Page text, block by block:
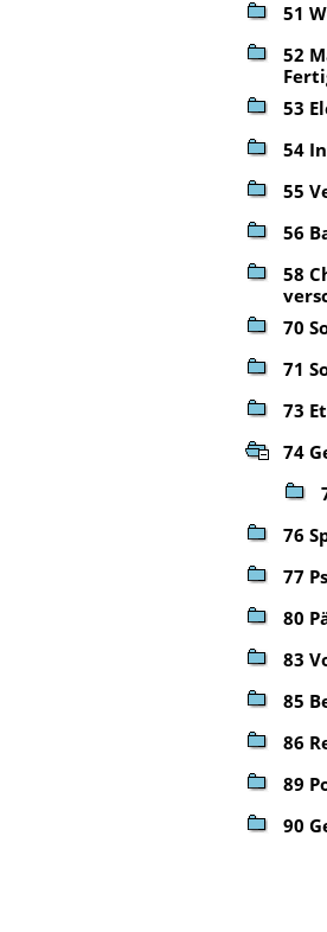
51
52
53
54
55
56
58
70
71
73
74
76
77
80
83
85
86
89
90